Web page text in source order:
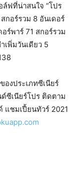
ล์ฟที่น่าสนใจ “โปร
กอร์รวม 8 อันเดอร์
ร์พาร์ 71 สกอร์รวม
เพิ่มวันเดียว 5
งประเภทซีเนียร์
ซีเนียร์โปร ติดตาม
แชมเปี้ยนทัวร์ 2021